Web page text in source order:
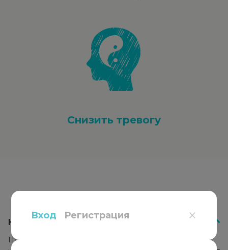
Снизить тревогу
Вопросыи ответы
Как работает психотерапия?
Психотерапевт подбирает подход к каждому клиенту,
Вход Регистрация